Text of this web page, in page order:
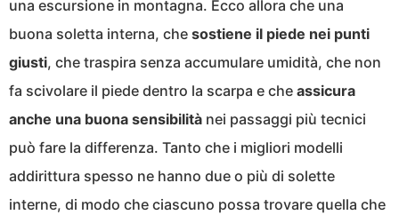
una escursione in montagna. Ecco allora che una
buona soletta interna, che sostiene il piede nei punti
giusti, che traspira senza accumulare umidità, che non
fa scivolare il piede dentro la scarpa e che assicura
anche una buona sensibilità nei passaggi più tecnici
può fare la differenza. Tanto che i migliori modelli
addirittura spesso ne hanno due o più di solette
interne, di modo che ciascuno possa trovare quella che